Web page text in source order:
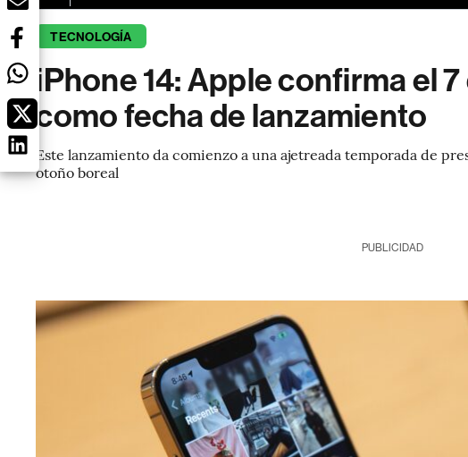
TECNOLOGÍA
iPhone 14: Apple confirma el
como fecha de lanzamiento
Este lanzamiento da comienzo a una ajetreada temporada de
otoño boreal
PUBLICIDAD